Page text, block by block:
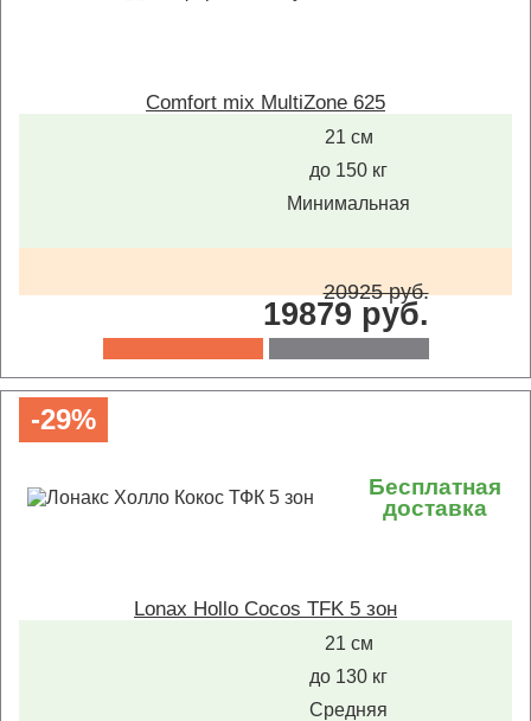
Comfort mix MultiZone 625
21 см
до 150 кг
Минимальная
20925 руб.
19879 руб.
-29%
Бесплатная
доставка
Lonax Hollo Cocos TFK 5 зон
21 см
до 130 кг
Средняя